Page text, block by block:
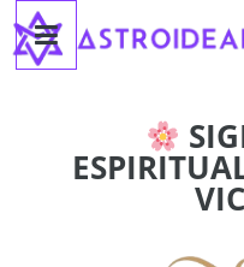
Saltar
contenido